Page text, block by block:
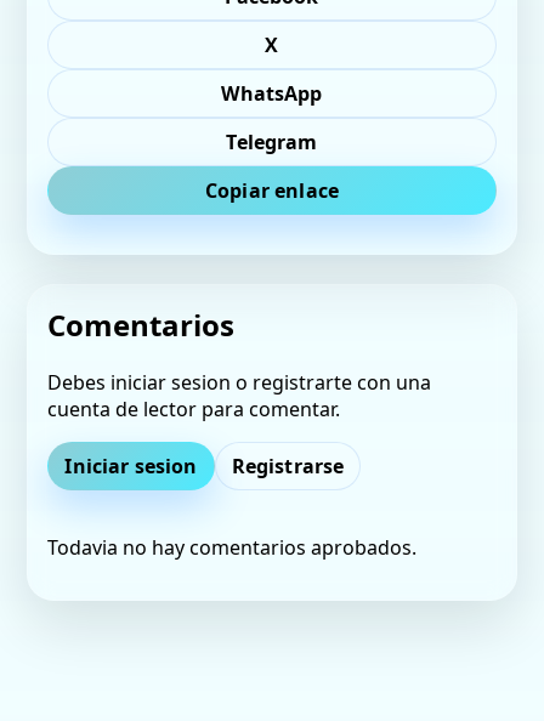
X
WhatsApp
Telegram
Copiar enlace
Comentarios
Debes iniciar sesion o registrarte con una
cuenta de lector para comentar.
Iniciar sesion Registrarse
Todavia no hay comentarios aprobados.